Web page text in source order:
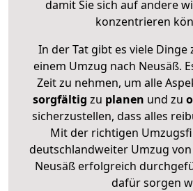
damit Sie sich auf andere
konzentrieren
In der Tat gibt es viele Dinge
einem Umzug nach Neusäß.
Zeit zu nehmen, um alle
sorgfältig zu planen und zu
sicherzustellen, dass alles
Mit der richtigen
deutschlandweiter Umzug
Neusäß erfolgreich
dafür sorgen